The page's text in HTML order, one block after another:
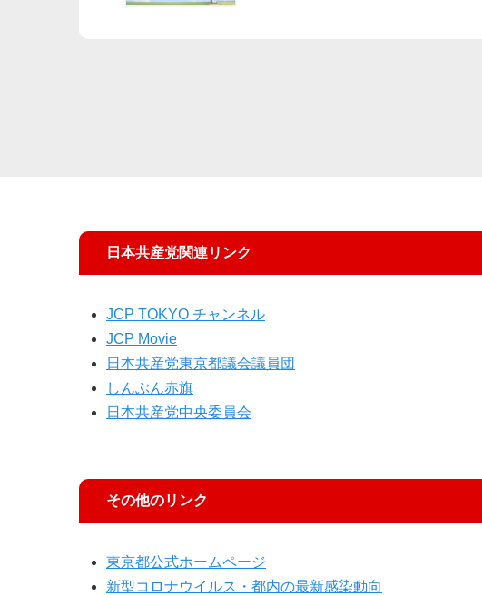
日本共産党関連リンク
JCP TOKYO チャンネル
JCP Movie
日本共産党東京都議会議員団
しんぶん赤旗
日本共産党中央委員会
その他のリンク
東京都公式ホームページ
新型コロナウイルス・都内の最新感染動向